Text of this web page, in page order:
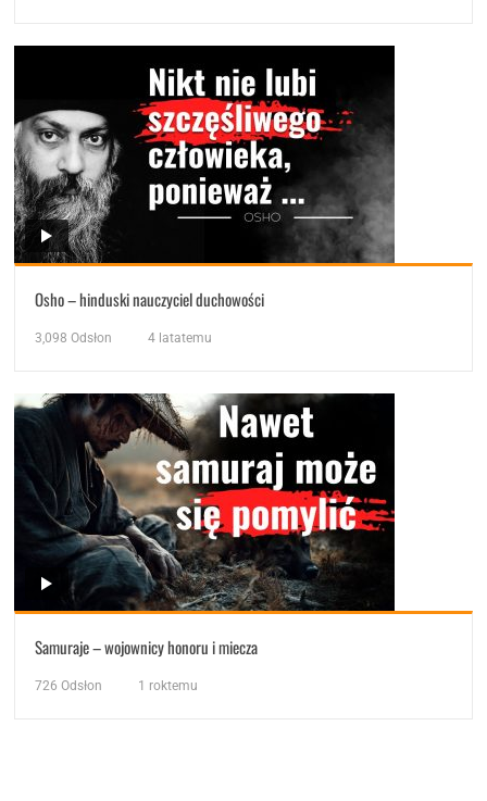
Osho – hinduski nauczyciel duchowości
3,098 Odsłon 4 latatemu
Samuraje – wojownicy honoru i miecza
726 Odsłon 1 roktemu